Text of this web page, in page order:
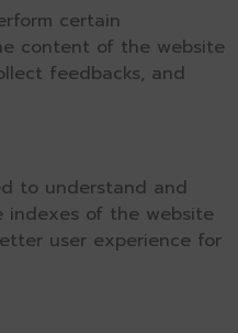
certain
content of the website
feedbacks, and
to understand and
indexes of the website
user experience for